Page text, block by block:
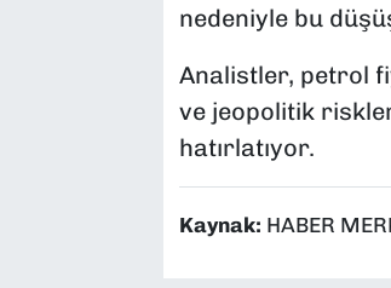
nedeniyle bu
Analistler, petrol
ve jeopolitik
hatırlatıyor.
Kaynak: HABER